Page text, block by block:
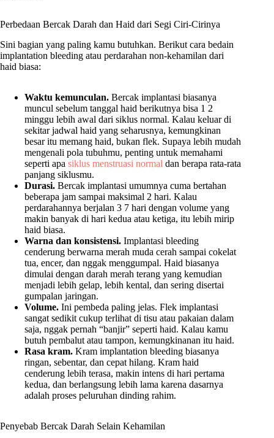
Perbedaan Bercak Darah dan Haid dari Segi Ciri-Cirinya
Sini bagian yang paling kamu butuhkan. Berikut cara bedain
implantation bleeding atau perdarahan non-kehamilan dari
haid biasa:
Waktu kemunculan. Bercak implantasi biasanya
muncul sebelum tanggal haid berikutnya bisa 1 2
minggu lebih awal dari siklus normal. Kalau keluar di
sekitar jadwal haid yang seharusnya, kemungkinan
besar itu memang haid, bukan flek. Supaya lebih mudah
mengenali pola tubuhmu, penting untuk memahami
seperti apa siklus menstruasi normal dan berapa rata-rata
panjang siklusmu.
Durasi. Bercak implantasi umumnya cuma bertahan
beberapa jam sampai maksimal 2 hari. Kalau
perdarahannya berjalan 3 7 hari dengan volume yang
makin banyak di hari kedua atau ketiga, itu lebih mirip
haid biasa.
Warna dan konsistensi. Implantasi bleeding
cenderung berwarna merah muda cerah sampai cokelat
tua, encer, dan nggak menggumpal. Haid biasanya
dimulai dengan darah merah terang yang kemudian
menjadi lebih gelap, lebih kental, dan sering disertai
gumpalan jaringan.
Volume. Ini pembeda paling jelas. Flek implantasi
sangat sedikit cukup terlihat di tisu atau pakaian dalam
saja, nggak pernah “banjir” seperti haid. Kalau kamu
butuh pembalut atau tampon, kemungkinanan itu haid.
Rasa kram. Kram implantation bleeding biasanya
ringan, sebentar, dan cepat hilang. Kram haid
cenderung lebih terasa, makin intens di hari pertama
kedua, dan berlangsung lebih lama karena dasarnya
adalah proses peluruhan dinding rahim.
Penyebab Bercak Darah Selain Kehamilan